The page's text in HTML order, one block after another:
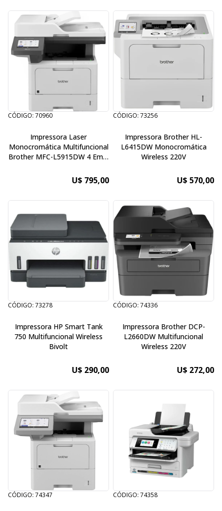
CÓDIGO: 70960
Impressora Laser
Monocromática Multifuncional
Brother MFC-L5915DW 4 Em 1
U$ 795,00
CÓDIGO: 73256
Impressora Brother HL-
L6415DW Monocromática
Wireless 220V
U$ 570,00
CÓDIGO: 73278
Impressora HP Smart Tank
750 Multifuncional Wireless
Bivolt
U$ 290,00
CÓDIGO: 74336
Impressora Brother DCP-
L2660DW Multifuncional
Wireless 220V
U$ 272,00
CÓDIGO: 74347 CÓDIGO: 74358